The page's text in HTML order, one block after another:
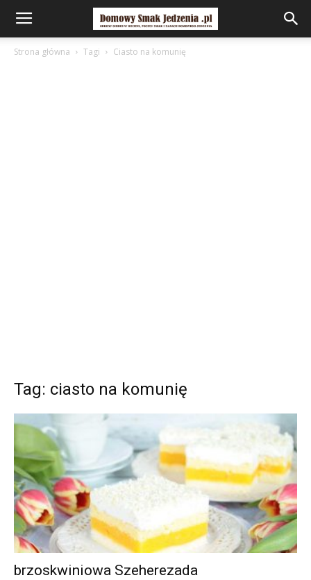
Strona główna Tagi Ciasto na komunię
Tag: ciasto na komunię
brzoskwiniowa Szeherezada